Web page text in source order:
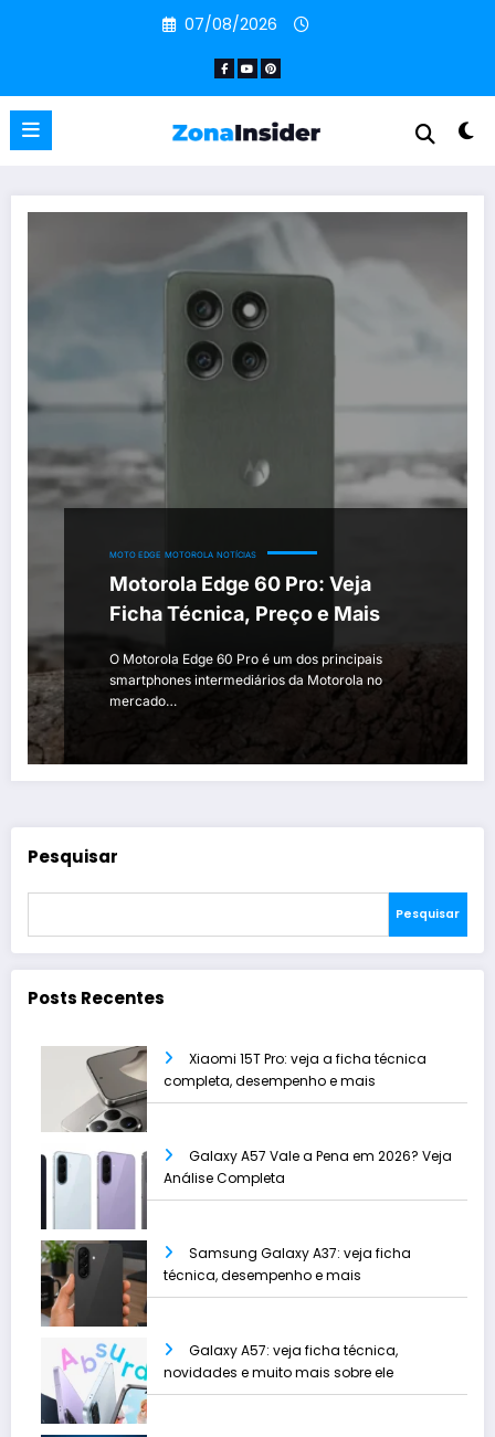
07/08/2026
MOTO EDGE MOTOROLA NOTÍCIAS
Motorola Edge 60 Pro: Veja
Ficha Técnica, Preço e Mais
O Motorola Edge 60 Pro é um dos principais
smartphones intermediários da Motorola no
mercado…
Pesquisar
Pesquisar
Posts Recentes
Xiaomi 15T Pro: veja a ficha técnica
completa, desempenho e mais
Galaxy A57 Vale a Pena em 2026? Veja
Análise Completa
Samsung Galaxy A37: veja ficha
técnica, desempenho e mais
Galaxy A57: veja ficha técnica,
novidades e muito mais sobre ele